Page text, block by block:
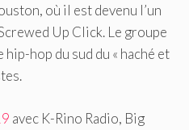
où il est devenu l’un
Up Click. Le groupe
hop du sud du « haché et
avec K-Rino Radio, Big